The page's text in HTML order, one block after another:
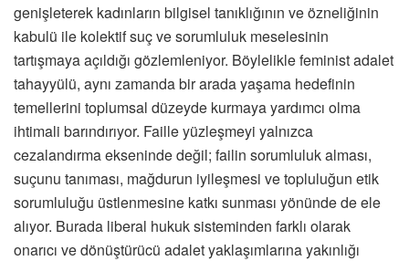
genişleterek kadınların bilgisel tanıklığının ve özneliğinin
kabulü ile kolektif suç ve sorumluluk meselesinin
tartışmaya açıldığı gözlemleniyor. Böylelikle feminist adalet
tahayyülü, aynı zamanda bir arada yaşama hedefinin
temellerini toplumsal düzeyde kurmaya yardımcı olma
ihtimali barındırıyor. Faille yüzleşmeyi yalnızca
cezalandırma ekseninde değil; failin sorumluluk alması,
suçunu tanıması, mağdurun iyileşmesi ve topluluğun etik
sorumluluğu üstlenmesine katkı sunması yönünde de ele
alıyor. Burada liberal hukuk sisteminden farklı olarak
onarıcı ve dönüştürücü adalet yaklaşımlarına yakınlığı